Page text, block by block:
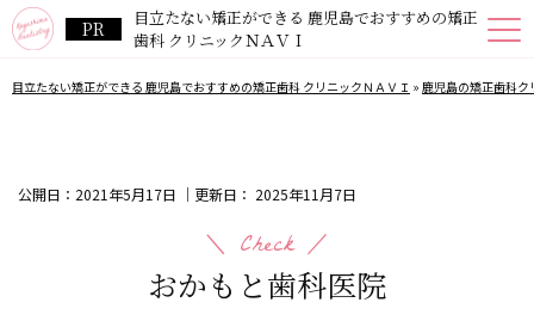
目立たない矯正ができる 鹿児島でおすすめの矯正
歯科 クリニックＮＡＶＩ
目立たない矯正ができる 鹿児島でおすすめの矯正歯科 クリニックＮＡＶＩ » 鹿児島の矯正歯科
公開日： 2021年5月17日 ｜更新日： 2025年11月7日
おかもと歯科医院